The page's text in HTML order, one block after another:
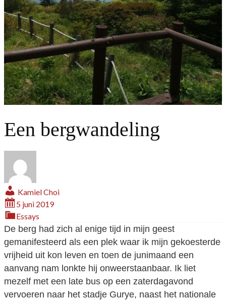
Een bergwandeling
Kamiel Choi
5 juni 2019
Essays
De berg had zich al enige tijd in mijn geest
gemanifesteerd als een plek waar ik mijn gekoesterde
vrijheid uit kon leven en toen de junimaand een
aanvang nam lonkte hij onweerstaanbaar. Ik liet
mezelf met een late bus op een zaterdagavond
vervoeren naar het stadje Gurye, naast het nationale